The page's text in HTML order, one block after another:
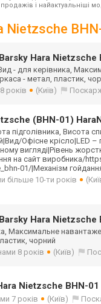
і найактуальніші
Nietzsche
Hara Nietzsche
- для керівника,
- метал, пластик,
років (Київ)
(BHN-01)
підголівника, Висота
Офісне крісло|LED –
вигляді|Рівень
на сайт виробника/
01/|Механізм
більше 10-ти років
Hara Nietzsche
Максимальне
чорний
8 років (Київ)
Nietzsche BHN-01
7 років (Київ)